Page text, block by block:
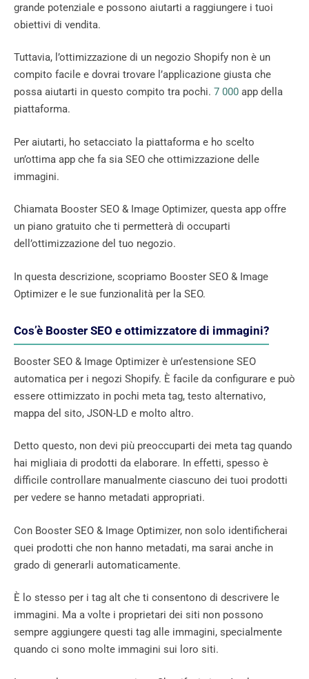
grande potenziale e possono aiutarti a raggiungere i tuoi
obiettivi di vendita.
Tuttavia, l’ottimizzazione di un negozio Shopify non è un
compito facile e dovrai trovare l’applicazione giusta che
possa aiutarti in questo compito tra pochi. 7 000 app della
piattaforma.
Per aiutarti, ho setacciato la piattaforma e ho scelto
un’ottima app che fa sia SEO che ottimizzazione delle
immagini.
Chiamata Booster SEO & Image Optimizer, questa app offre
un piano gratuito che ti permetterà di occuparti
dell’ottimizzazione del tuo negozio.
In questa descrizione, scopriamo Booster SEO & Image
Optimizer e le sue funzionalità per la SEO.
Cos’è Booster SEO e ottimizzatore di immagini?
Booster SEO & Image Optimizer è un’estensione SEO
automatica per i negozi Shopify. È facile da configurare e può
essere ottimizzato in pochi meta tag, testo alternativo,
mappa del sito, JSON-LD e molto altro.
Detto questo, non devi più preoccuparti dei meta tag quando
hai migliaia di prodotti da elaborare. In effetti, spesso è
difficile controllare manualmente ciascuno dei tuoi prodotti
per vedere se hanno metadati appropriati.
Con Booster SEO & Image Optimizer, non solo identificherai
quei prodotti che non hanno metadati, ma sarai anche in
grado di generarli automaticamente.
È lo stesso per i tag alt che ti consentono di descrivere le
immagini. Ma a volte i proprietari dei siti non possono
sempre aggiungere questi tag alle immagini, specialmente
quando ci sono molte immagini sui loro siti.